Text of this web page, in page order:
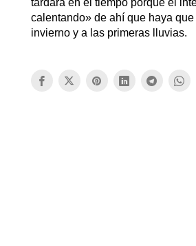
tardará en el tiempo porque el
calentando» de ahí que haya que
invierno y a las primeras lluvias.